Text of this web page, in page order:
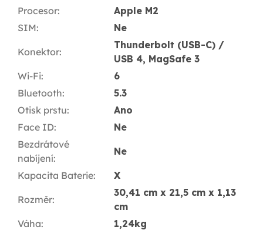
Procesor:
Apple M2
SIM: Ne
Konektor:
Thunderbolt (USB-C) /
USB 4, MagSafe 3
Wi-Fi:
6
Bluetooth:
5.3
Otisk prstu:
Ano
Face ID:
Ne
Bezdrátové
nabíjení:
Ne
Kapacita Baterie: X
Rozměr:
30,41 cm x 21,5 cm x 1,13
cm
Váha:
1,24kg